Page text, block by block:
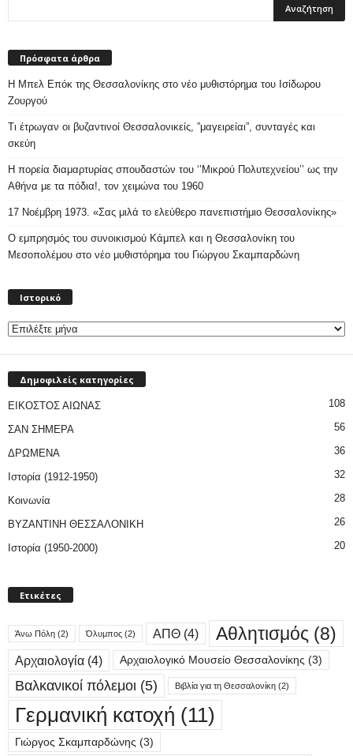
Πρόσφατα άρθρα
Η Μπελ Επόκ της Θεσσαλονίκης στο νέο μυθιστόρημα του Ισίδωρου
Ζουργού
Τι έτρωγαν οι βυζαντινοί Θεσσαλονικείς, ”μαγειρείαι”, συνταγές και
σκεύη
Η πορεία διαμαρτυρίας σπουδαστών του ‘’Μικρού Πολυτεχνείου’’ ως την
Αθήνα με τα πόδια!, τον χειμώνα του 1960
17 Νοέμβρη 1973. «Σας μιλά το ελεύθερο πανεπιστήμιο Θεσσαλονίκης»
Ο εμπρησμός του συνοικισμού Κάμπελ και η Θεσσαλονίκη του
Μεσοπολέμου στο νέο μυθιστόρημα του Γιώργου Σκαμπαρδώνη
Ιστορικό
Δημοφιλείς κατηγορίες
ΕΙΚΟΣΤΟΣ ΑΙΩΝΑΣ 108
ΣΑΝ ΣΗΜΕΡΑ 56
ΔΡΩΜΕΝΑ 36
Ιστορία (1912-1950) 32
Κοινωνία 28
ΒΥΖΑΝΤΙΝΗ ΘΕΣΣΑΛΟΝΙΚΗ 26
Ιστορία (1950-2000) 20
Ετικέτες
Άνω Πόλη (2) Όλυμπος (2) ΑΠΘ (4) Αθλητισμός (8)
Αρχαιολογία (4) Αρχαιολογικό Μουσείο Θεσσαλονίκης (3)
Βαλκανικοί πόλεμοι (5) Βιβλία για τη Θεσσαλονίκη (2)
Γερμανική κατοχή (11)
Γιώργος Σκαμπαρδώνης (3)